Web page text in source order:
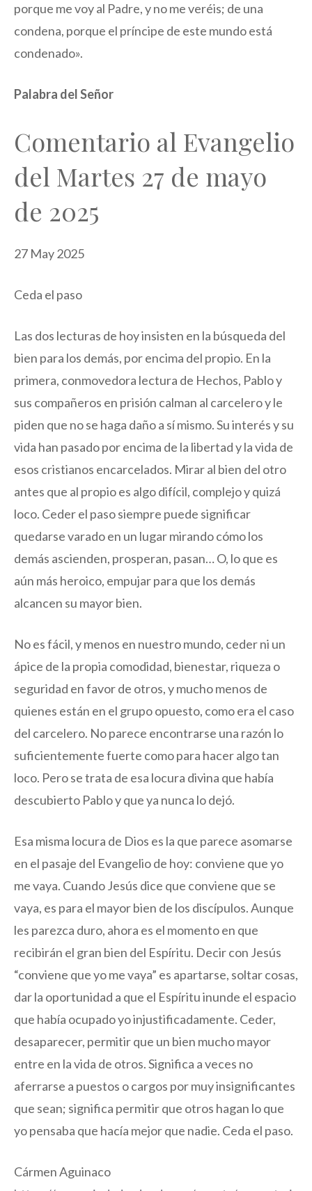
porque me voy al Padre, y no me veréis; de una
condena, porque el príncipe de este mundo está
condenado».
Palabra del Señor
Comentario al Evangelio
del Martes 27 de mayo
de 2025
27 May 2025
Ceda el paso
Las dos lecturas de hoy insisten en la búsqueda del
bien para los demás, por encima del propio. En la
primera, conmovedora lectura de Hechos, Pablo y
sus compañeros en prisión calman al carcelero y le
piden que no se haga daño a sí mismo. Su interés y su
vida han pasado por encima de la libertad y la vida de
esos cristianos encarcelados. Mirar al bien del otro
antes que al propio es algo difícil, complejo y quizá
loco. Ceder el paso siempre puede significar
quedarse varado en un lugar mirando cómo los
demás ascienden, prosperan, pasan… O, lo que es
aún más heroico, empujar para que los demás
alcancen su mayor bien.
No es fácil, y menos en nuestro mundo, ceder ni un
ápice de la propia comodidad, bienestar, riqueza o
seguridad en favor de otros, y mucho menos de
quienes están en el grupo opuesto, como era el caso
del carcelero. No parece encontrarse una razón lo
suficientemente fuerte como para hacer algo tan
loco. Pero se trata de esa locura divina que había
descubierto Pablo y que ya nunca lo dejó.
Esa misma locura de Dios es la que parece asomarse
en el pasaje del Evangelio de hoy: conviene que yo
me vaya. Cuando Jesús dice que conviene que se
vaya, es para el mayor bien de los discípulos. Aunque
les parezca duro, ahora es el momento en que
recibirán el gran bien del Espíritu. Decir con Jesús
“conviene que yo me vaya” es apartarse, soltar cosas,
dar la oportunidad a que el Espíritu inunde el espacio
que había ocupado yo injustificadamente. Ceder,
desaparecer, permitir que un bien mucho mayor
entre en la vida de otros. Significa a veces no
aferrarse a puestos o cargos por muy insignificantes
que sean; significa permitir que otros hagan lo que
yo pensaba que hacía mejor que nadie. Ceda el paso.
Cármen Aguinaco